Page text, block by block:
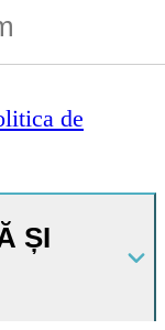
de
ȘI